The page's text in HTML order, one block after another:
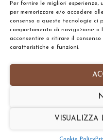
Per fornire le migliori esperienze,
per memorizzare e/o accedere
consenso a queste tecnologie ci
comportamento di navigazione o
acconsentire o ritirare il
caratteristiche e funzioni.
VISUALIZZA
Troisi Osvaldo • Via
N.Rea: SA-437591 •
Copyright © 2026-
SONO
NON SONO